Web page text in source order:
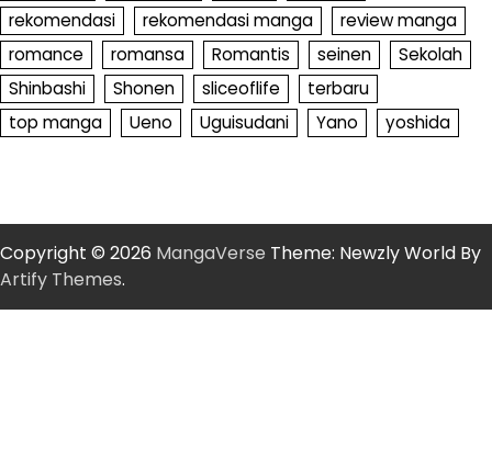
rekomendasi
rekomendasi manga
review manga
romance
romansa Romantis seinen
Sekolah
Shinbashi
Shonen sliceoflife
terbaru
top manga
Ueno Uguisudani Yano yoshida
Copyright © 2026 MangaVerse Theme: Newzly World By
Artify Themes.